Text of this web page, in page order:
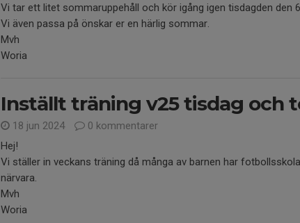
Vi tar ett litet sommaruppehåll och kör igång igen tisdagden den
Vi även passa på önskar er en härlig sommar.
Mvh
Woria
Inställt träning v25 tisdag och
18 jun 2024
0 kommentarer
Hej!
Vi ställer in veckans träning då många av barnen har
närvara.
Mvh
Woria